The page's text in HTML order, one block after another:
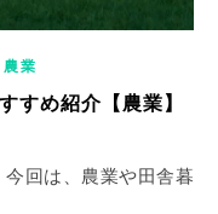
農業
すめ紹介【農業】